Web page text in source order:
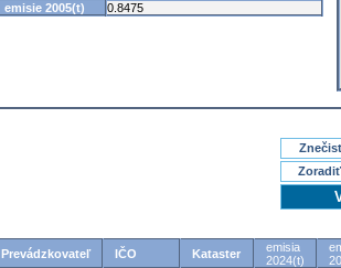
emisie 2005(t)
0.8475
Prevádzkovateľ IČO Kataster
emisia
2024(t)